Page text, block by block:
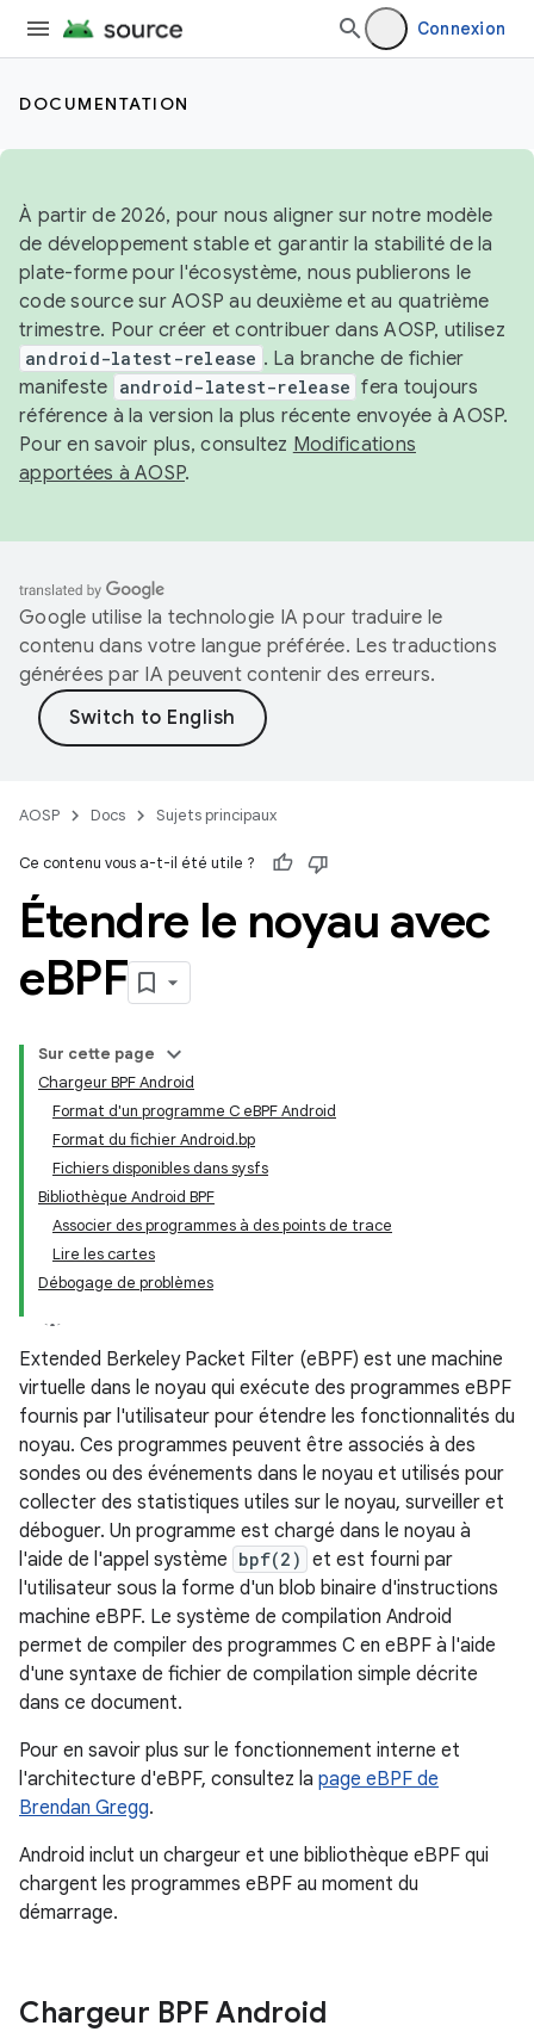
Connexion
DOCUMENTATION
À partir de 2026, pour nous aligner sur notre modèle
de développement stable et garantir la stabilité de la
plate-forme pour l'écosystème, nous publierons le
code source sur AOSP au deuxième et au quatrième
trimestre. Pour créer et contribuer dans AOSP, utilisez
android-latest-release . La branche de fichier
manifeste android-latest-release fera toujours
référence à la version la plus récente envoyée à AOSP.
Pour en savoir plus, consultez Modifications
apportées à AOSP.
Google utilise la technologie IA pour traduire le
contenu dans votre langue préférée. Les traductions
générées par IA peuvent contenir des erreurs.
AOSP Docs Sujets principaux
Ce contenu vous a-t-il été utile ?
Étendre le noyau avec
eBPF
Sur cette page
Chargeur BPF Android
Format d'un programme C eBPF Android
Format du fichier Android.bp
Fichiers disponibles dans sysfs
Bibliothèque Android BPF
Associer des programmes à des points de trace
Lire les cartes
Débogage de problèmes
Extended Berkeley Packet Filter (eBPF) est une machine
virtuelle dans le noyau qui exécute des programmes eBPF
fournis par l'utilisateur pour étendre les fonctionnalités du
noyau. Ces programmes peuvent être associés à des
sondes ou des événements dans le noyau et utilisés pour
collecter des statistiques utiles sur le noyau, surveiller et
déboguer. Un programme est chargé dans le noyau à
l'aide de l'appel système bpf(2) et est fourni par
l'utilisateur sous la forme d'un blob binaire d'instructions
machine eBPF. Le système de compilation Android
permet de compiler des programmes C en eBPF à l'aide
d'une syntaxe de fichier de compilation simple décrite
dans ce document.
Pour en savoir plus sur le fonctionnement interne et
l'architecture d'eBPF, consultez la page eBPF de
Brendan Gregg.
Android inclut un chargeur et une bibliothèque eBPF qui
chargent les programmes eBPF au moment du
démarrage.
Chargeur BPF Android